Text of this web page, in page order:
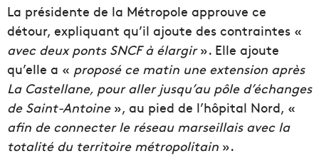
La présidente de la Métropole approuve ce
détour, expliquant qu’il ajoute des contraintes «
avec deux ponts SNCF à élargir». Elle ajoute
qu’elle a « proposé ce matin une extension après
La Castellane, pour aller jusqu’au pôle d’échanges
de Saint-Antoine», au pied de l’hôpital Nord, «
afin de connecter le réseau marseillais avec la
totalité du territoire métropolitain ».